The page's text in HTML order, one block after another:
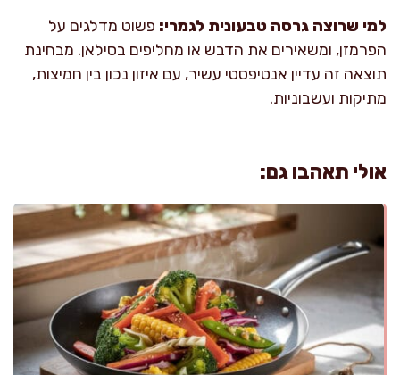
למי שרוצה גרסה טבעונית לגמרי: פשוט מדלגים על
הפרמזן, ומשאירים את הדבש או מחליפים בסילאן. מבחינת
תוצאה זה עדיין אנטיפסטי עשיר, עם איזון נכון בין חמיצות,
מתיקות ועשבוניות.
אולי תאהבו גם: